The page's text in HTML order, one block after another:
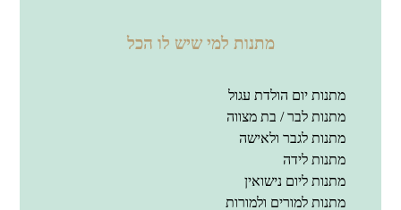
מתנות למי שיש לו הכל
מתנות יום הולדת עגול
מתנות לבר / בת מצווה
מתנות לגבר ולאישה
מתנות לידה
מתנות ליום נישואין
מתנות למורים ולמורות